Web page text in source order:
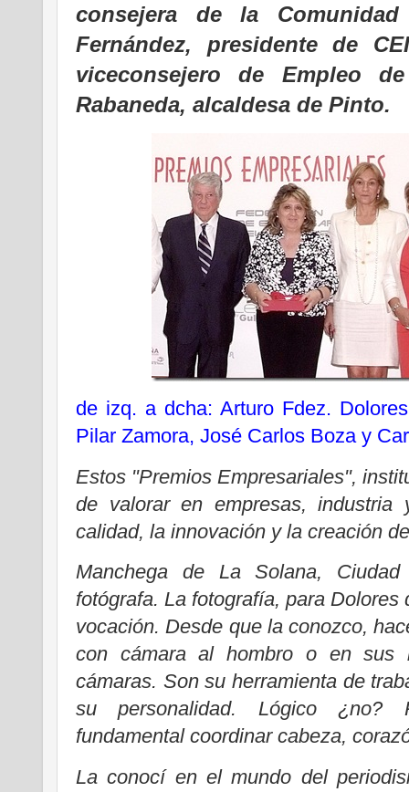
consejera de la
Fernández, presidente de
viceconsejero de Empleo
Rabaneda, alcaldesa de Pinto.
de izq. a dcha: Arturo Fdez.
Pilar Zamora, José Carlos Boza y
Estos "Premios Empresariales",
de valorar en empresas, industria
calidad, la innovación y la creación
Manchega de La Solana,
fotógrafa. La fotografía, para
vocación. Desde que la conozco,
con cámara al hombro o en sus
cámaras. Son su herramienta de
su personalidad. Lógico ¿no?
fundamental coordinar cabeza,
La conocí en el mundo del